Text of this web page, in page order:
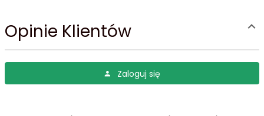
Opinie Klientów
Zaloguj się